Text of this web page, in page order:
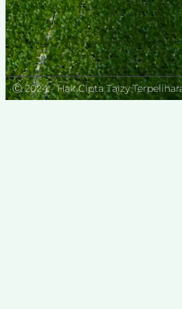
Ⓒ 2024 - Hak Cipta Taizy